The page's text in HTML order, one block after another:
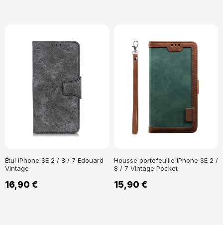
Étui iPhone SE 2 / 8 / 7 Edouard
Vintage
16,90 €
Housse portefeuille iPhone SE 2 /
8 / 7 Vintage Pocket
15,90 €